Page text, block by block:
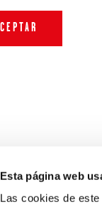
Esta página web
Las cookies de